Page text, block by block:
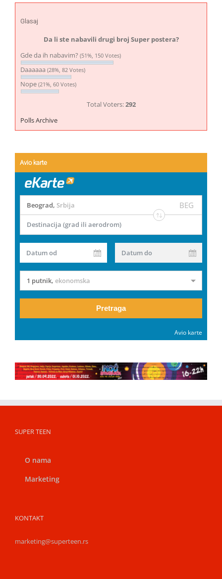
Glasaj
Da li ste nabavili drugi broj Super postera?
Gde da ih nabavim? (51%, 150 Votes)
Daaaaaa (28%, 82 Votes)
Nope (21%, 60 Votes)
Total Voters:292
Polls Archive
Avio karte
Beograd, Srbija BEG
Destinacija (grad ili aerodrom)
Datum od Datum do
1 putnik, ekonomska
Pretraga
Avio karte
SUPER TEEN
O nama
Marketing
KONTAKT
marketing@superteen.rs